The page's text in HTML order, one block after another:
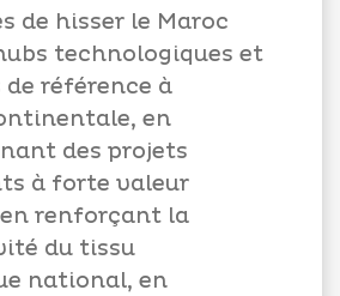
de hisser le Maroc
technologiques et
référence à
en
des projets
à forte valeur
renforçant la
du tissu
national, en